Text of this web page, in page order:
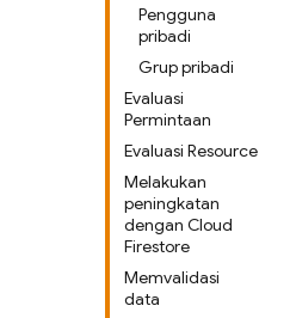
Pengguna
pribadi
Grup pribadi
Evaluasi
Permintaan
Evaluasi Resource
Melakukan
peningkatan
dengan Cloud
Firestore
Memvalidasi
data